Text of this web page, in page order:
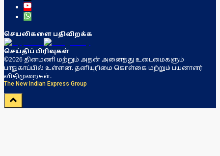
செயலிகளை பதிவிறக்க
செய்திப் பிரிவுகள்
©2026 தினமணி மற்றும் அதன் அனைத்து உடைமைகளும்
பாதுகாப்பில் உள்ளன. தனியுரிமை கொள்கை மற்றும் பயனாளர்
விதிமுறைகள்.
The New Indian Express Group